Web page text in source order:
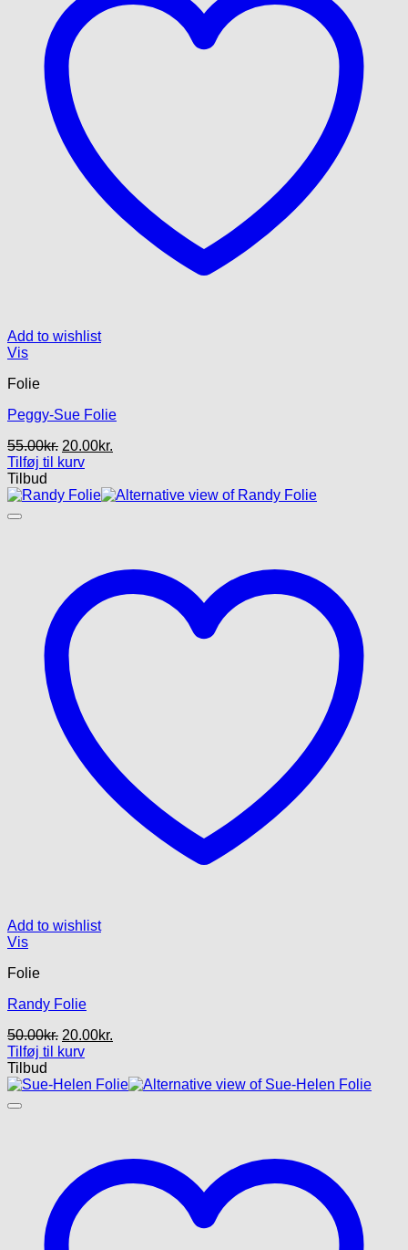
Add to wishlist
Vis
Folie
Peggy-Sue Folie
55.00kr. Den
oprindelige
var:
20.00kr.
er:
Tilføj til kurv
Tilbud
Add to wishlist
Vis
Folie
Randy Folie
50.00kr. Den
oprindelige
var:
20.00kr.
er:
Tilføj til kurv
Tilbud